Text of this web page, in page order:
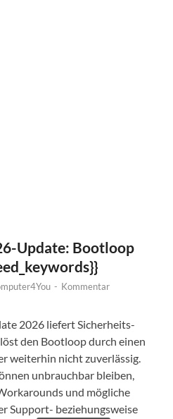
Update: Bootloop
- Kommentar
2026 liefert Sicherheits-
den Bootloop durch einen
weiterhin nicht zuverlässig.
unbrauchbar bleiben,
und mögliche
Support- beziehungsweise